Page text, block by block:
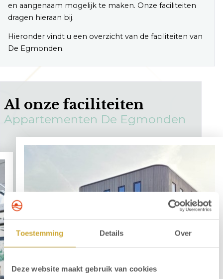
Toestemming Details Over
Deze website maakt gebruik van cookies
en aangenaam mogelijk te maken. Onze faciliteiten
dragen hieraan bij.
Hieronder vindt u een overzicht van de faciliteiten van
De Egmonden.
Al onze faciliteiten
Appartementen De Egmonden